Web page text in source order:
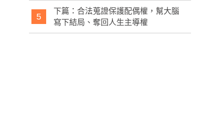
5
下篇：合法蒐證保護配偶權，幫大腦
寫下結局、奪回人生主導權